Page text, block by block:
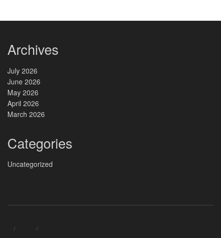
Archives
July 2026
June 2026
May 2026
April 2026
March 2026
Categories
Uncategorized